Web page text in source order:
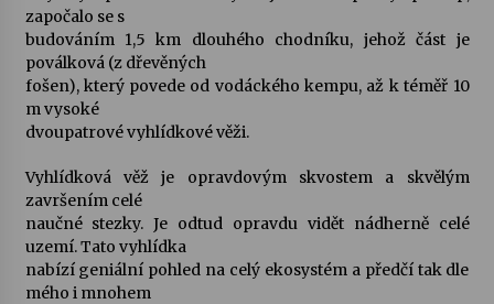
započalo se s
budováním 1,5 km dlouhého chodníku, jehož část je
poválková (z dřevěných
fošen), který povede od vodáckého kempu, až k téměř 10
m vysoké
dvoupatrové vyhlídkové věži.
Vyhlídková věž je opravdovým skvostem a skvělým
završením celé
naučné stezky. Je odtud opravdu vidět nádherně celé
uzemí. Tato vyhlídka
nabízí geniální pohled na celý ekosystém a předčí tak dle
mého i mnohem